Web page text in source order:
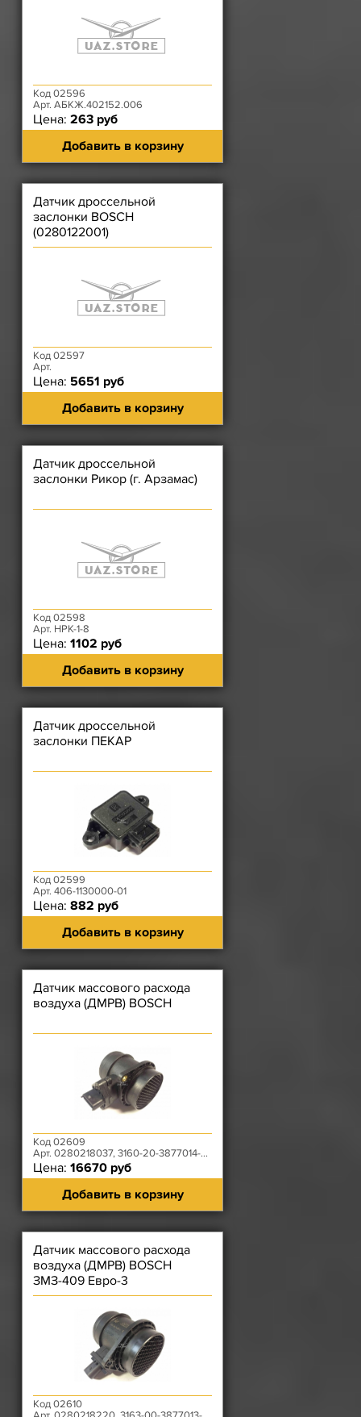
Код 02596
Арт. АБКЖ.402152.006
Цена: 263 руб
Добавить в корзину
Датчик дроссельной
заслонки BOSCH
(0280122001)
Код 02597
Арт.
Цена: 5651 руб
Добавить в корзину
Датчик дроссельной
заслонки Рикор (г. Арзамас)
Код 02598
Арт. НРК-1-8
Цена: 1102 руб
Добавить в корзину
Датчик дроссельной
заслонки ПЕКАР
Код 02599
Арт. 406-1130000-01
Цена: 882 руб
Добавить в корзину
Датчик массового расхода
воздуха (ДМРВ) BOSCH
Код 02609
Арт. 0280218037, 3160-20-3877014-00
Цена: 16670 руб
Добавить в корзину
Датчик массового расхода
воздуха (ДМРВ) BOSCH
ЗМЗ-409 Евро-3
Код 02610